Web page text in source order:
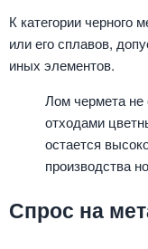
К категории черного
или его сплавов,
иных элементов.
Лом чермета не
отходами
остается
производства
Спрос на